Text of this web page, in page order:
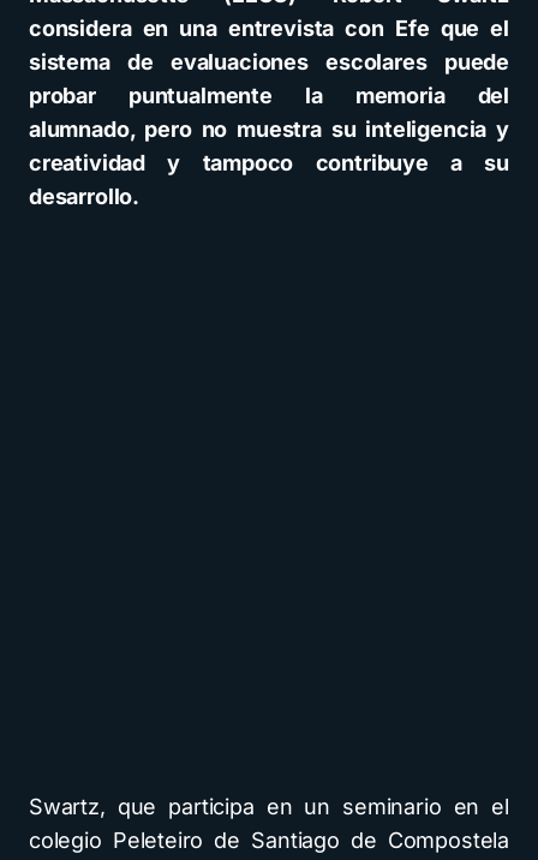
considera en una entrevista con Efe que el
sistema de evaluaciones escolares puede
probar puntualmente la memoria del
alumnado, pero no muestra su inteligencia y
creatividad y tampoco contribuye a su
desarrollo.
Swartz, que participa en un seminario en el
colegio Peleteiro de Santiago de Compostela